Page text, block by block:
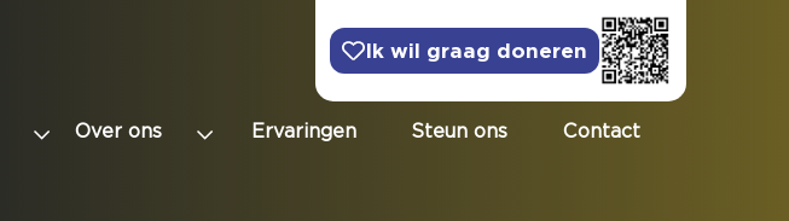
Ik wil graag doneren
Over ons Ervaringen Steun ons Contact